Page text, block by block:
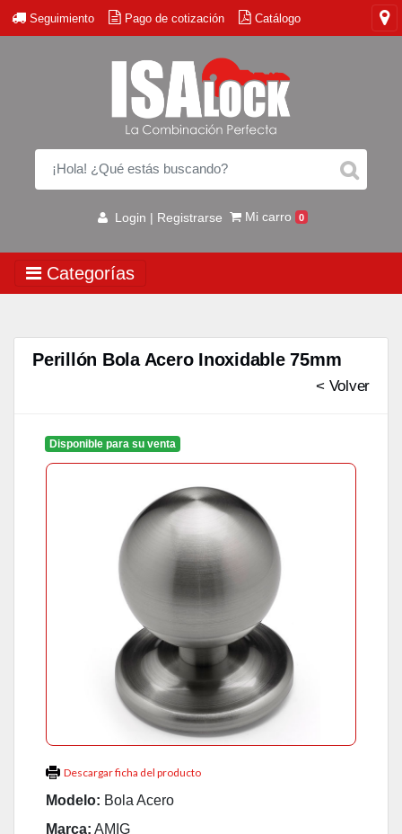
Seguimiento Pago de cotización Catálogo
Login | Registrarse Mi carro 0
Categorías
Perillón Bola Acero Inoxidable 75mm
< Volver
Disponible para su venta
Descargar ficha del producto
Modelo: Bola Acero
Marca: AMIG